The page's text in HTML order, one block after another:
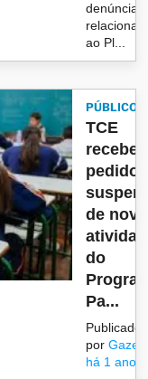
denúncia
ao Pl...
PÚBLICO
TCE
recebe
pedido
de
do
Pa...
Publicado
por
há 1 ano